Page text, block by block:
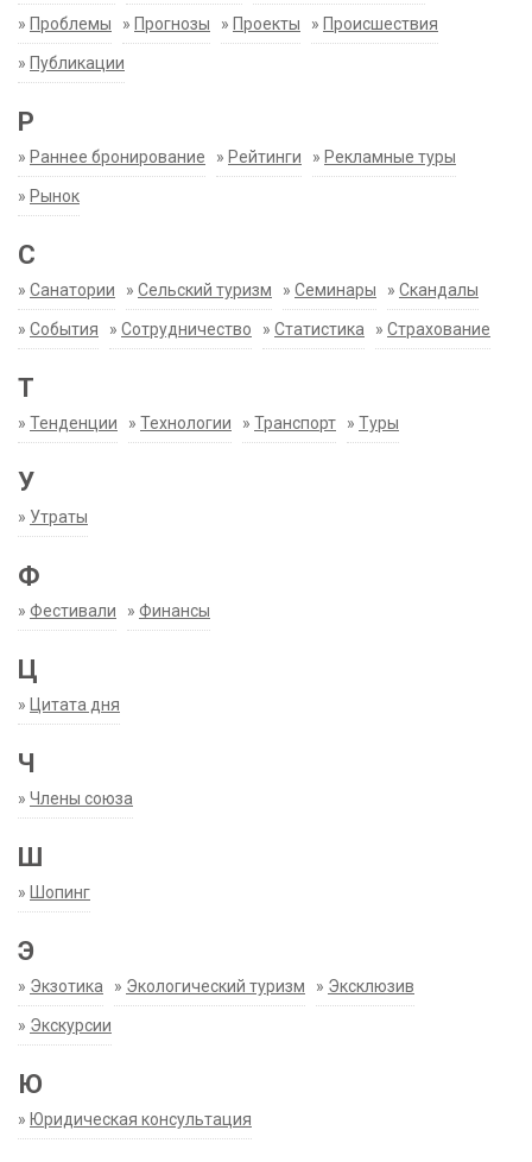
» Проблемы » Прогнозы » Проекты » Происшествия
» Публикации
Р
» Раннее бронирование » Рейтинги » Рекламные туры
» Рынок
С
» Санатории » Сельский туризм » Семинары » Скандалы
» События » Сотрудничество » Статистика » Страхование
Т
» Тенденции » Технологии » Транспорт » Туры
У
» Утраты
Ф
» Фестивали » Финансы
Ц
» Цитата дня
Ч
» Члены союза
Ш
» Шопинг
Э
» Экзотика » Экологический туризм » Эксклюзив
» Экскурсии
Ю
» Юридическая консультация